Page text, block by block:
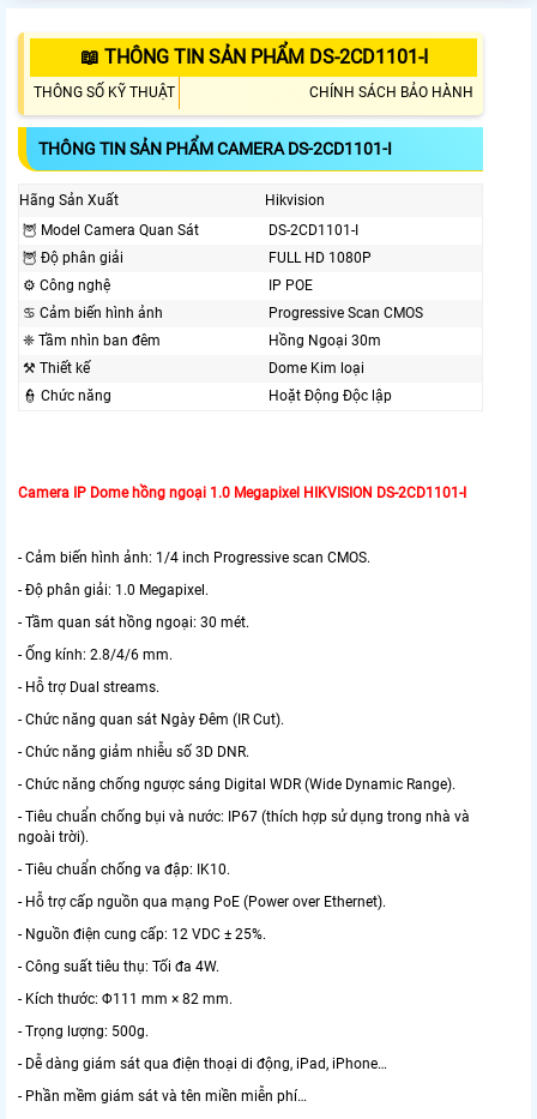
📖 THÔNG TIN SẢN PHẨM DS-2CD1101-I
THÔNG SỐ KỸ THUẬT CHÍNH SÁCH BẢO HÀNH
THÔNG TIN SẢN PHẨM CAMERA DS-2CD1101-I
Hãng Sản Xuất
Hikvision
🦉 Model Camera Quan Sát
DS-2CD1101-I
🦉 Độ phân giải
FULL HD 1080P
⚙ Công nghệ
IP POE
♋ Cảm biến hình ảnh
Progressive Scan CMOS
❈ Tầm nhìn ban đêm
Hồng Ngoại 30m
⚒ Thiết kế
Dome Kim loại
👮 Chức năng
Hoặt Động Độc lập
Camera IP Dome hồng ngoại 1.0 Megapixel HIKVISION DS-2CD1101-I
- Cảm biến hình ảnh: 1/4 inch Progressive scan CMOS.
- Độ phân giải: 1.0 Megapixel.
- Tầm quan sát hồng ngoại: 30 mét.
- Ống kính: 2.8/4/6 mm.
- Hỗ trợ Dual streams.
- Chức năng quan sát Ngày Đêm (IR Cut).
- Chức năng giảm nhiễu số 3D DNR.
- Chức năng chống ngược sáng Digital WDR (Wide Dynamic Range).
- Tiêu chuẩn chống bụi và nước: IP67 (thích hợp sử dụng trong nhà và
ngoài trời).
- Tiêu chuẩn chống va đập: IK10.
- Hỗ trợ cấp nguồn qua mạng PoE (Power over Ethernet).
- Nguồn điện cung cấp: 12 VDC ± 25%.
- Công suất tiêu thụ: Tối đa 4W.
- Kích thước: Φ111 mm × 82 mm.
- Trọng lượng: 500g.
- Dễ dàng giám sát qua điện thoại di động, iPad, iPhone…
- Phần mềm giám sát và tên miền miễn phí…